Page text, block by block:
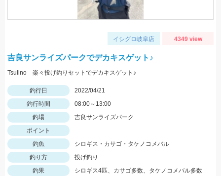
イシグロ岐阜店 4349 view
吉良サンライズパークでデカキスゲット♪
Tsulino 楽々投げ釣りセットでデカキスゲット♪
釣行日
2022/04/21
釣行時間
08:00～13:00
釣場
吉良サンライズパーク
ポイント
釣魚
シロギス・カサゴ・タケノコメバル
釣り方
投げ釣り
釣果
シロギス4匹、カサゴ多数、タケノコメバル多数